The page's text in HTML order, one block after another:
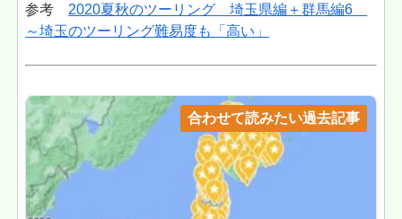
参考 2020夏秋のツーリング 埼玉県編＋群馬編6
～埼玉のツーリング難易度も「高い」
合わせて読みたい過去記事